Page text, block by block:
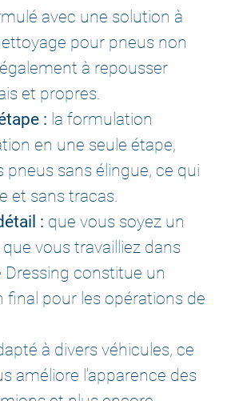
avec une solution à
pour pneus non
à repousser
et propres.
: la formulation
en une seule étape,
sans élingue, ce qui
et sans tracas.
: que vous soyez un
vous travailliez dans
constitue un
pour les opérations de
à divers véhicules, ce
améliore l'apparence des